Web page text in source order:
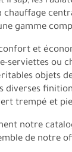
chauffage
gamme
et
serviettes ou
objets
diverses
trempé et
notre
de notre